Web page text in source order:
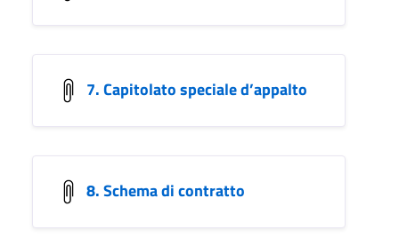
7. Capitolato speciale d’appalto
8. Schema di contratto